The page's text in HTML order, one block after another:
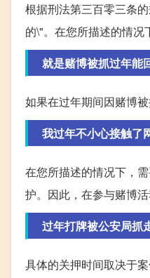
根据刑法第三百零三条
的\"。在您所描述的情况
就是赌博被抓过年能
如果在过年期间因赌博
我过年不小心接触了
在您所描述的情况下，
护。因此，在参与赌博
过年打牌被公安局抓
具体的关押时间取决于